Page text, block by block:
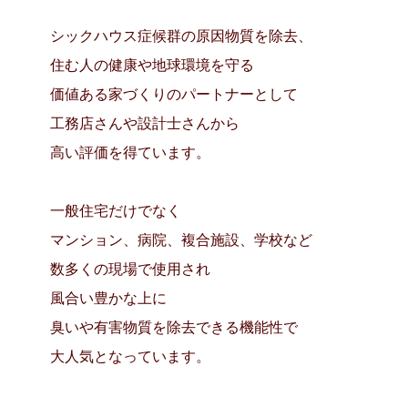
シックハウス症候群の原因物質を除去、
住む人の健康や地球環境を守る
価値ある家づくりのパートナーとして
工務店さんや設計士さんから
高い評価を得ています。
一般住宅だけでなく
マンション、病院、複合施設、学校など
数多くの現場で使用され
風合い豊かな上に
臭いや有害物質を除去できる機能性で
大人気となっています。